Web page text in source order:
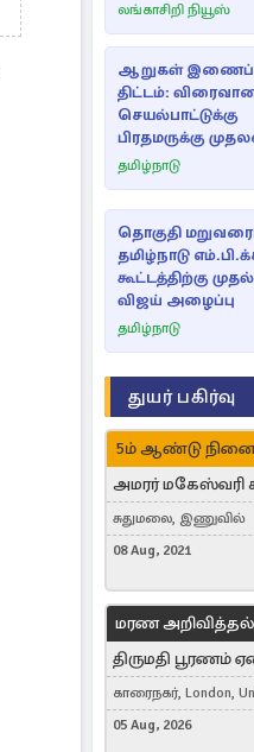
லங்காசிறி நியூஸ்
ஆறுகள்
திட்டம்:
செயல்பாட்டுக்கு
பிரதமருக்கு
கடிதம்
தமிழ்நாடு
தொகுதி
தமிழ்நாடு
கூட்டத்திற்கு
விஜய் அழைப்பு
தமிழ்நாடு
துயர் பகிர்வு
5ம் ஆண்டு
அமரர் மகேஸ்வரி
சுதுமலை, இணுவில்
08 Aug, 2021
மரண அறிவித்தல்
திருமதி பூரணம்
காரைநகர், London,
05 Aug, 2026